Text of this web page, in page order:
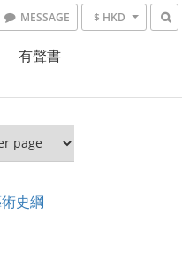
MESSAGE $ HKD
有聲書